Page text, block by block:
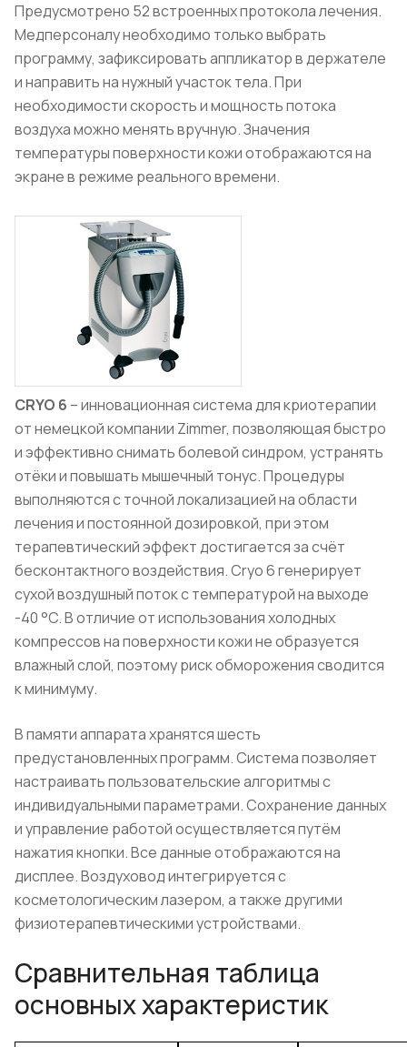
Предусмотрено 52 встроенных протокола лечения.
Медперсоналу необходимо только выбрать
программу, зафиксировать аппликатор в держателе
и направить на нужный участок тела. При
необходимости скорость и мощность потока
воздуха можно менять вручную. Значения
температуры поверхности кожи отображаются на
экране в режиме реального времени.
CRYO 6 – инновационная система для криотерапии
от немецкой компании Zimmer, позволяющая быстро
и эффективно снимать болевой синдром, устранять
отёки и повышать мышечный тонус. Процедуры
выполняются с точной локализацией на области
лечения и постоянной дозировкой, при этом
терапевтический эффект достигается за счёт
бесконтактного воздействия. Cryo 6 генерирует
сухой воздушный поток с температурой на выходе
-40 °C. В отличие от использования холодных
компрессов на поверхности кожи не образуется
влажный слой, поэтому риск обморожения сводится
к минимуму.
В памяти аппарата хранятся шесть
предустановленных программ. Система позволяет
настраивать пользовательские алгоритмы с
индивидуальными параметрами. Сохранение данных
и управление работой осуществляется путём
нажатия кнопки. Все данные отображаются на
дисплее. Воздуховод интегрируется с
косметологическим лазером, а также другими
физиотерапевтическими устройствами.
Сравнительная таблица
основных характеристик